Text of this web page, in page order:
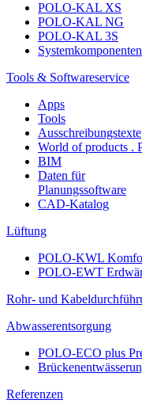
POLO-KAL XS
POLO-KAL NG
POLO-KAL 3S
Systemkomponenten
Tools & Softwareservice
Apps
Tools
Ausschreibungstexte
World of products .
BIM
Daten für
Planungssoftware
CAD-Katalog
Lüftung
POLO-KWL
POLO-EWT
Rohr- und
Abwasserentsorgung
POLO-ECO plus
Referenzen